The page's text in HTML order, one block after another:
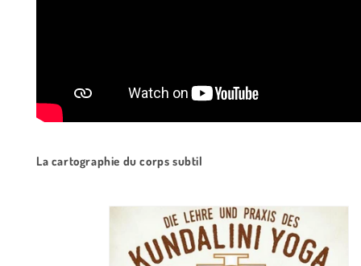
La cartographie du corps subtil